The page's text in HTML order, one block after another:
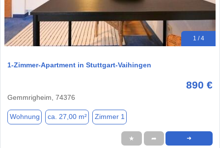
1 / 4
1-Zimmer-Apartment in Stuttgart-Vaihingen
890 €
Gemmrigheim, 74376
Wohnung ca. 27,00 m² Zimmer 1
★ ➦ ➜